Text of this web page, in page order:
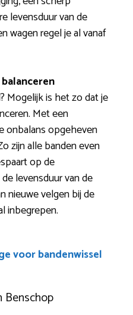
levensduur van de
wagen regel je al vanaf
Mogelijk is het zo dat je
Met een
onbalans opgeheven
zijn alle banden even
op de
levensduur van de
nieuwe velgen bij de
inbegrepen.
voor bandenwissel
Benschop